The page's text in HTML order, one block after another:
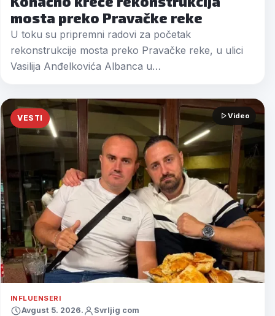
mosta preko Pravačke reke
U toku su pripremni radovi za početak
rekonstrukcije mosta preko Pravačke reke, u ulici
Vasilija Anđelkovića Albanca u…
VESTI Video
INFLUENSERI
Avgust 5. 2026. Svrljig com